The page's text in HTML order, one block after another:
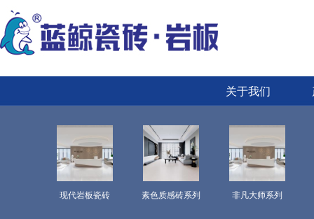
关于我们
现代岩板瓷砖 素色质感砖系列 非凡大师系列